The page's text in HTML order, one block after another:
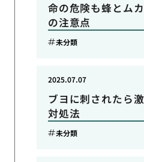
命の危険も蜂とム
の注意点
未分類
ブヨに刺されたら
対処法
2025.07.07
未分類